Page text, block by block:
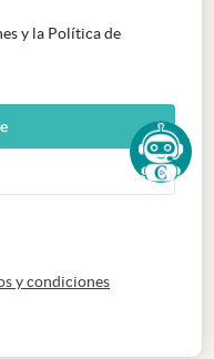
y la Política de
y condicionesabre en nueva